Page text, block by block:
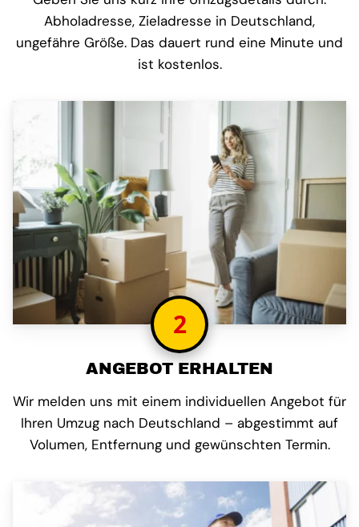
Abholadresse, Zieladresse in Deutschland,
ungefähre Größe. Das dauert rund eine Minute und
ist kostenlos.
2
ANGEBOT ERHALTEN
Wir melden uns mit einem individuellen Angebot für
Ihren Umzug nach Deutschland – abgestimmt auf
Volumen, Entfernung und gewünschten Termin.